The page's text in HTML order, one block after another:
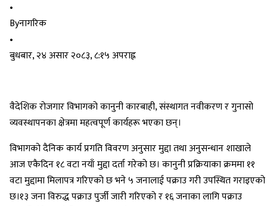
•
Byनागरिक
•
बुधबार, २४ असार २०८३, ८:१५ अपराह्न
वैदेशिक रोजगार विभागको कानुनी कारबाही, संस्थागत नवीकरण र गुनासो
व्यवस्थापनका क्षेत्रमा महत्वपूर्ण कार्यहरू भएका छन्।
विभागको दैनिक कार्य प्रगति विवरण अनुसार मुद्दा तथा अनुसन्धान शाखाले
आज एकैदिन १८ वटा नयाँ मुद्दा दर्ता गरेको छ। कानुनी प्रक्रियाका क्रममा ११
वटा मुद्दामा मिलापत्र गरिएको छ भने ५ जनालाई पक्राउ गरी उपस्थित गराइएको
छ।१३ जना विरुद्ध पक्राउ पुर्जी जारी गरिएको र १६ जनाका लागि पक्राउ